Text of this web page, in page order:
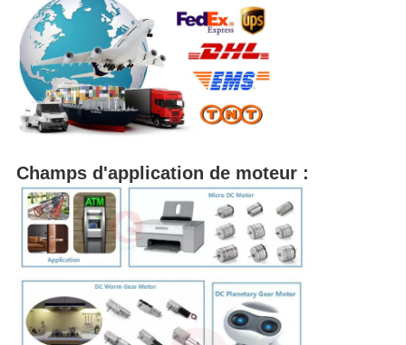
Champs d'application de moteur :